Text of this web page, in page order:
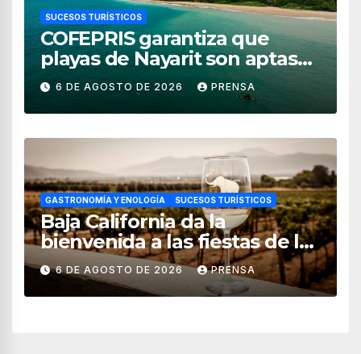
SUCESOS TURÍSTICOS
COFEPRIS garantiza que
playas de Nayarit son aptas
para uso recreativo
6 DE AGOSTO DE 2026 PRENSA
GASTRONOMÍA Y ENOLOGÍA SUCESOS TURÍSTICOS
Baja California da la
bienvenida a las fiestas de la
vendimia 2026
6 DE AGOSTO DE 2026 PRENSA